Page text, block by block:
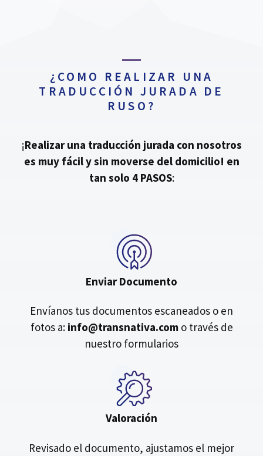
¿COMO REALIZAR UNA
TRADUCCIÓN JURADA DE
RUSO?
¡Realizar una traducción jurada con nosotros
es muy fácil y sin moverse del domicilio! en
tan solo 4 PASOS:
Enviar Documento
Envíanos tus documentos escaneados o en
fotos a: info@transnativa.como través de
nuestro formularios
Valoración
Revisado el documento, ajustamos el mejor